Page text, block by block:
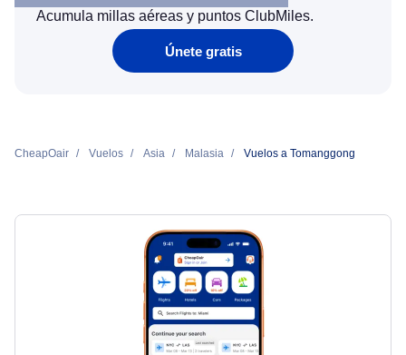
Acumula millas aéreas y puntos ClubMiles.
Únete gratis
CheapOair Vuelos Asia Malasia Vuelos a Tomanggong